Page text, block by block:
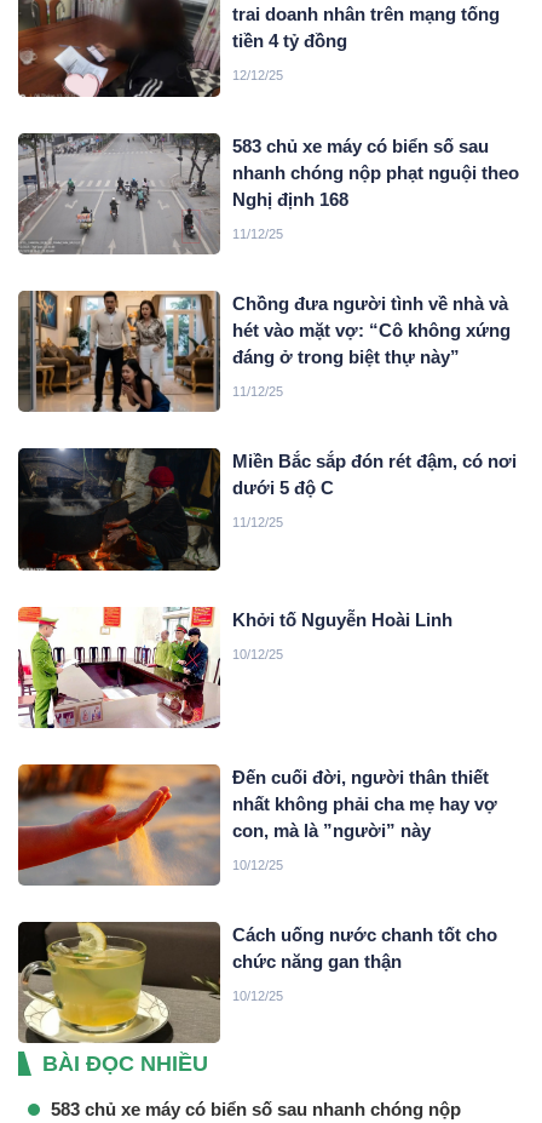
trai doanh nhân trên mạng tống
tiền 4 tỷ đồng
12/12/25
583 chủ xe máy có biển số sau
nhanh chóng nộp phạt nguội theo
Nghị định 168
11/12/25
Chồng đưa người tình về nhà và
hét vào mặt vợ: “Cô không xứng
đáng ở trong biệt thự này”
11/12/25
Miền Bắc sắp đón rét đậm, có nơi
dưới 5 độ C
11/12/25
Khởi tố Nguyễn Hoài Linh
10/12/25
Đến cuối đời, người thân thiết
nhất không phải cha mẹ hay vợ
con, mà là ”người” này
10/12/25
Cách uống nước chanh tốt cho
chức năng gan thận
10/12/25
BÀI ĐỌC NHIỀU
583 chủ xe máy có biển số sau nhanh chóng nộp